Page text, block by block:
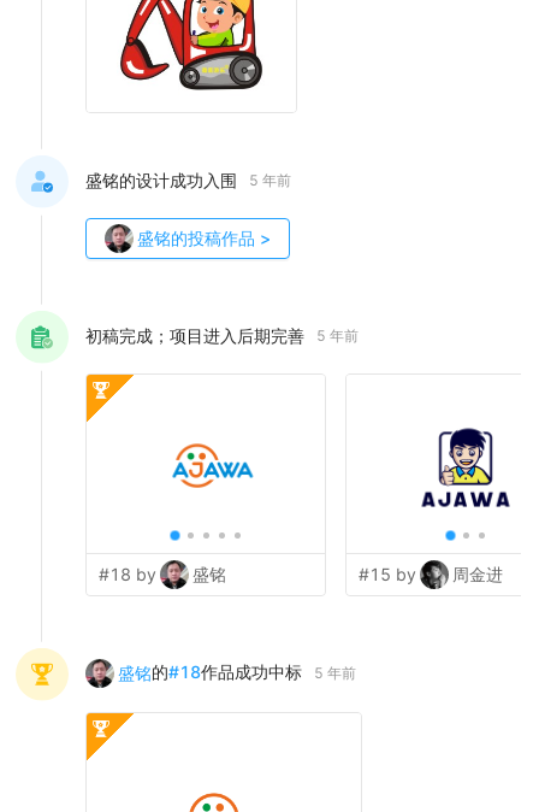
盛铭的设计成功入围 5 年前
盛铭的投稿作品 >
初稿完成；项目进入后期完善 5 年前
#18 by 盛铭 #15 by 周金进
盛铭的#18作品成功中标 5 年前